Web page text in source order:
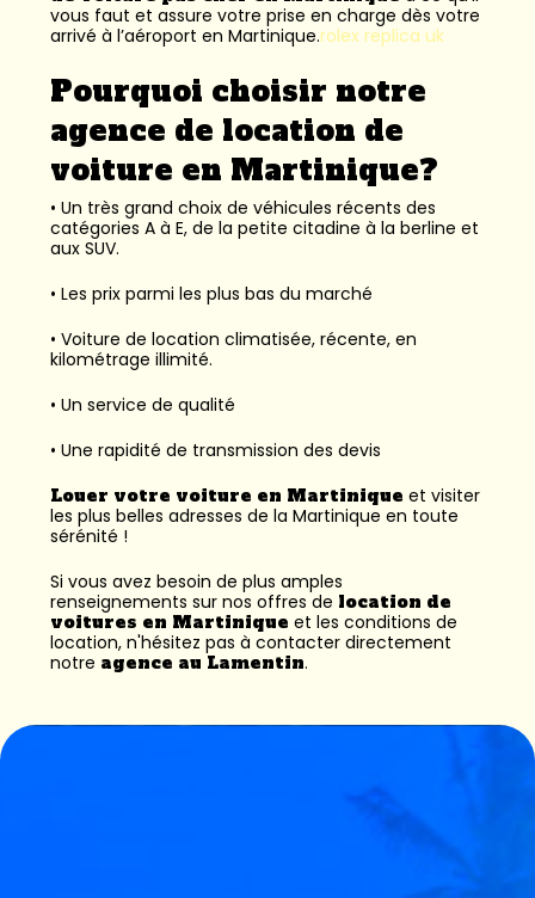
vous faut et assure votre prise en charge dès votre
arrivé à l’aéroport en Martinique.rolex replica uk
Pourquoi choisir notre
agence de location de
voiture en Martinique?
• Un très grand choix de véhicules récents des
catégories A à E, de la petite citadine à la berline et
aux SUV.
• Les prix parmi les plus bas du marché
• Voiture de location climatisée, récente, en
kilométrage illimité.
• Un service de qualité
• Une rapidité de transmission des devis
Louer votre voiture en Martinique et visiter
les plus belles adresses de la Martinique en toute
sérénité !
Si vous avez besoin de plus amples
renseignements sur nos offres de location de
voitures en Martinique et les conditions de
location, n'hésitez pas à contacter directement
notre agence au Lamentin.